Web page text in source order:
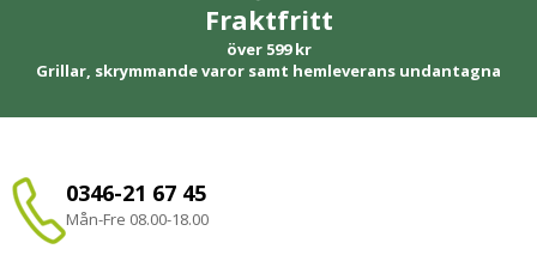
Fraktfritt
över 599 kr
Grillar, skrymmande varor samt hemleverans undantagna
0346-21 67 45
Mån-Fre 08.00-18.00